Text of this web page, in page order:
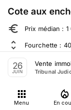
Cote aux
Prix médian :
Fourchette :
Sur 123
À propos
26
JUIN
Vente
Tribunal
Menu En